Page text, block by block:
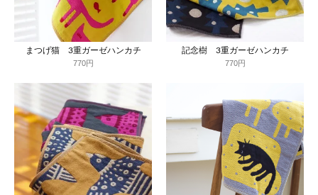
まつげ猫 3重ガーゼハンカチ
770円
記念樹 3重ガーゼハンカチ
770円